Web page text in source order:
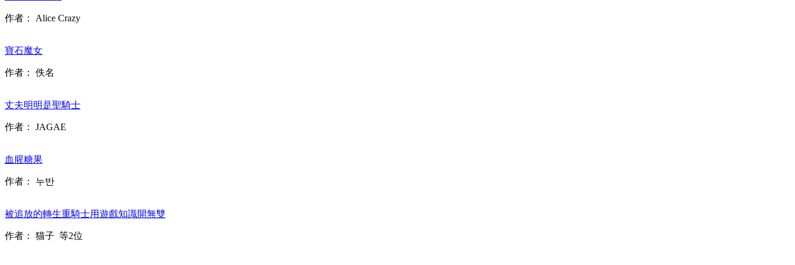
作者： Alice Crazy
寶石魔女
作者： 佚名
丈夫明明是聖騎士
作者： JAGAE
血腥糖果
作者： 누반
被追放的轉生重騎士用遊戲知識開無雙
作者： 猫子 等2位